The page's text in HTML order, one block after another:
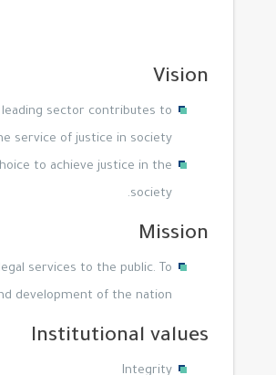
Vision
leading sector contributes to
service of justice in society.
to achieve justice in the
society.
Mission
services to the public. To
development of the nation.
Institutional values
Integrity